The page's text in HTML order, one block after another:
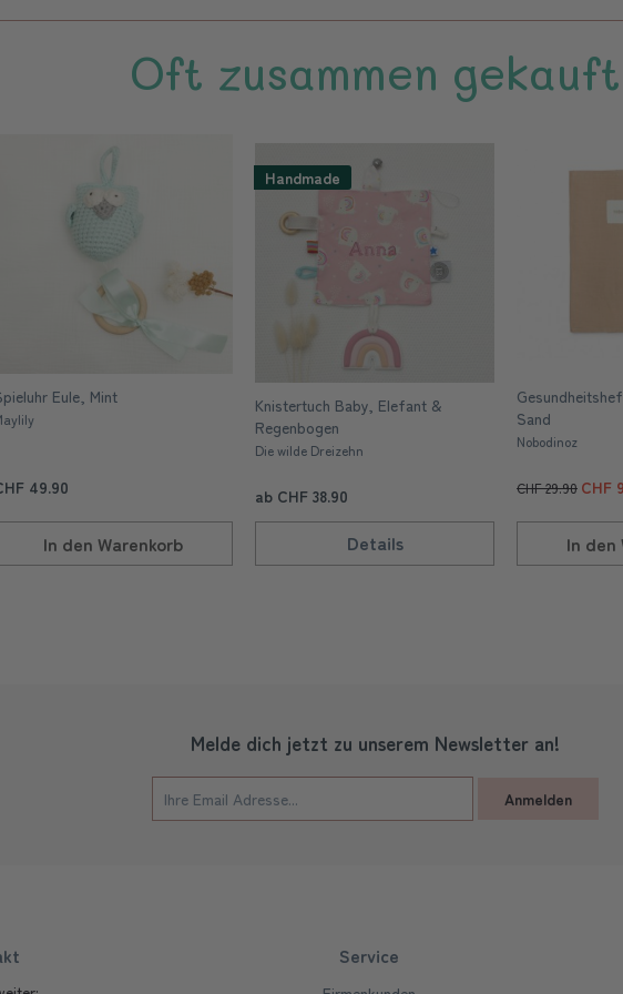
Oft zusammen gekauft
Eule, Mint
49.90
In den Warenkorb
Handmade
Knistertuch Baby, Elefant &
Regenbogen
Die wilde Dreizehn
ab CHF 38.90
Details
Sand
Nobodinoz
CHF 29.90 CHF
In den
Melde dich jetzt zu unserem Newsletter an!
Anmelden
Service